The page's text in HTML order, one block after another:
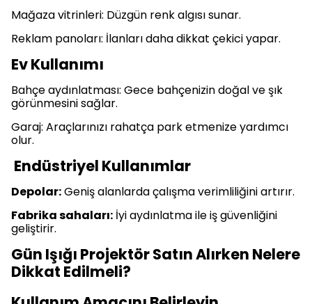
Mağaza vitrinleri: Düzgün renk algısı sunar.
Reklam panoları: İlanları daha dikkat çekici yapar.
Ev Kullanımı
Bahçe aydınlatması: Gece bahçenizin doğal ve şık
görünmesini sağlar.
Garaj: Araçlarınızı rahatça park etmenize yardımcı
olur.
Endüstriyel Kullanımlar
Depolar:Geniş alanlarda çalışma verimliliğini artırır.
Fabrika sahaları: İyi aydınlatma ile iş güvenliğini
geliştirir.
Gün Işığı Projektör Satın Alırken Nelere
Dikkat Edilmeli?